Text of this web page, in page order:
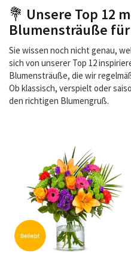
💐 Unsere Top 12
Blumensträuße
Sie wissen noch nicht genau,
sich von unserer Top 12
Blumensträuße, die wir
Ob klassisch, verspielt oder
den richtigen Blumengruß.